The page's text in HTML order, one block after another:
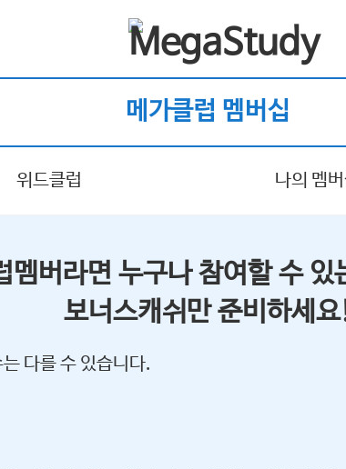
메가클럽 멤버십
위드클럽 나의 멤
멤버라면 누구나 참여할 수 있
보너스캐쉬만 준비하세
다를 수 있습니다.